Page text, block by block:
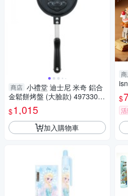
商店 小禮堂 迪士尼 米奇 鋁合
金鬆餅烤盤 (大臉款) 4973307-
549656
$1,015
加入購物車
鼠
$